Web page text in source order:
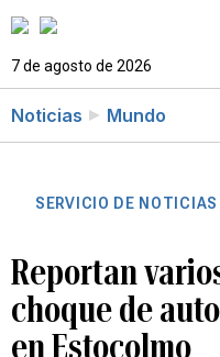
7 de agosto de 2026
Noticias Mundo
SERVICIO DE NOTICIAS
Reportan
choque de
en Estocolmo